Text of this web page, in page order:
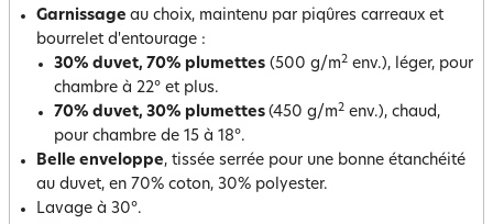
Garnissage au choix, maintenu par piqûres carreaux et
bourrelet d'entourage :
30% duvet, 70% plumettes (500 g/m2 env.), léger, pour
chambre à 22° et plus.
70% duvet, 30% plumettes (450 g/m2 env.), chaud,
pour chambre de 15 à 18°.
Belle enveloppe, tissée serrée pour une bonne étanchéité
au duvet, en 70% coton, 30% polyester.
Lavage à 30°.